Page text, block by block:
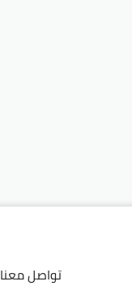
تواصل معنا